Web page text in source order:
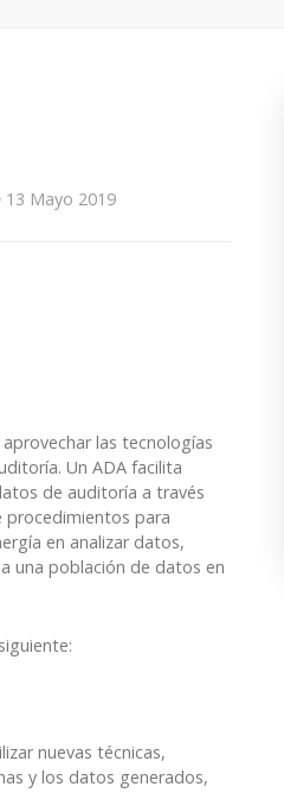
13 Mayo 2019
las tecnologías
Un ADA facilita
de auditoría a través
procedimientos para
en analizar datos,
una población de datos en
nuevas técnicas,
y los datos generados,